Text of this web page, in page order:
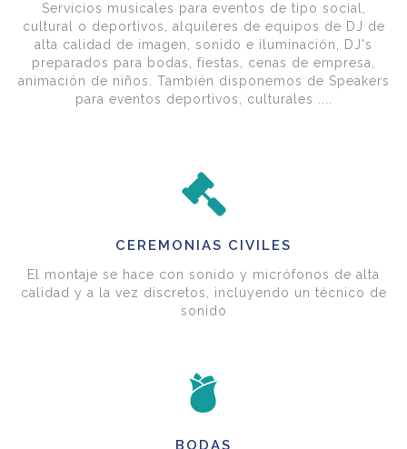
Servicios musicales para eventos de tipo social,
cultural o deportivos, alquileres de equipos de DJ de
alta calidad de imagen, sonido e iluminación, DJ's
preparados para bodas, fiestas, cenas de empresa,
animación de niños. También disponemos de Speakers
para eventos deportivos, culturales ....
CEREMONIAS CIVILES
El montaje se hace con sonido y micrófonos de alta
calidad y a la vez discretos, incluyendo un técnico de
sonido
BODAS